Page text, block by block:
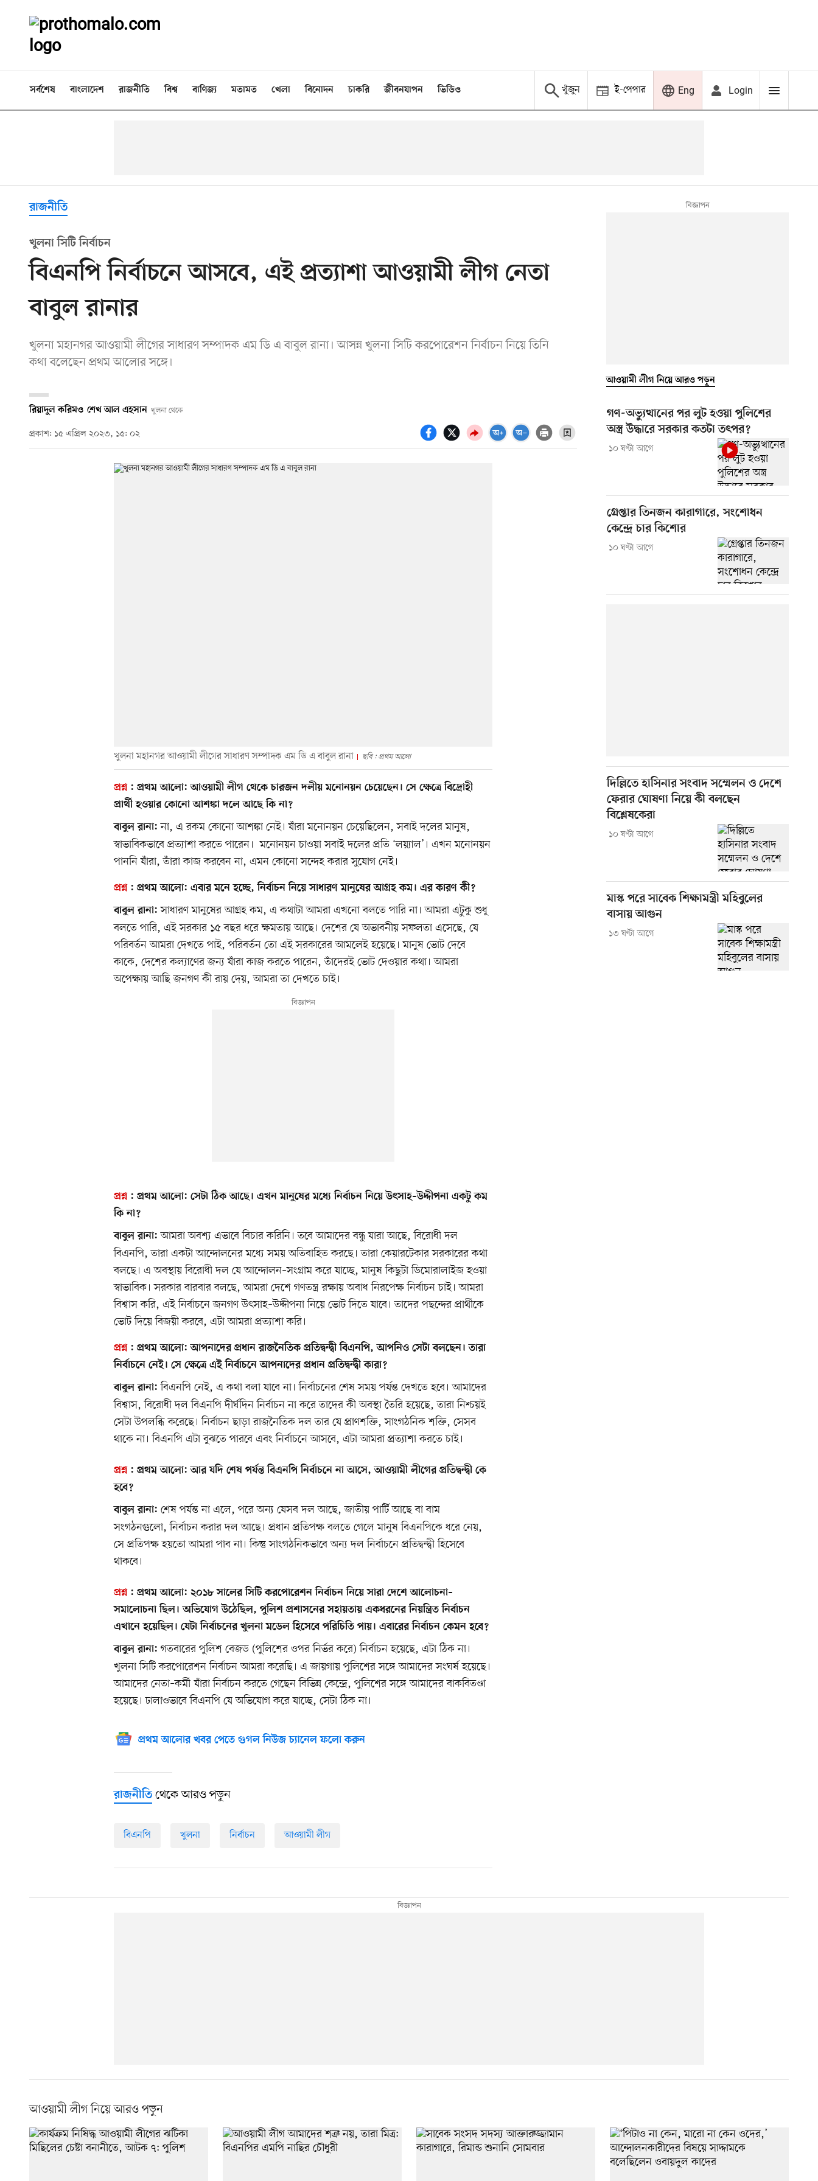
সর্বশেষ বাংলাদেশ রাজনীতি বিশ্ব বাণিজ্য মতামত খেলা বিনোদন চাকরি জীবনযাপন ভিডিও খুঁজুন ই-পেপার Eng Login
রাজনীতি
খুলনা সিটি নির্বাচন
বিএনপি নির্বাচনে আসবে, এই প্রত্যাশা আওয়ামী লীগ নেতা
বাবুল রানার
খুলনা মহানগর আওয়ামী লীগের সাধারণ সম্পাদক এম ডি এ বাবুল রানা। আসন্ন খুলনা সিটি করপোরেশন নির্বাচন নিয়ে তিনি
কথা বলেছেন প্রথম আলোর সঙ্গে।
রিয়াদুল করিমও শেখ আল এহসান খুলনা থেকে
প্রকাশ: ১৫ এপ্রিল ২০২৩, ১৫: ০২
খুলনা মহানগর আওয়ামী লীগের সাধারণ সম্পাদক এম ডি এ বাবুল রানা ছবি : প্রথম আলো
প্রশ্ন: প্রথম আলো: আওয়ামী লীগ থেকে চারজন দলীয় মনোনয়ন চেয়েছেন। সে ক্ষেত্রে বিদ্রোহী
প্রার্থী হওয়ার কোনো আশঙ্কা দলে আছে কি না?
বাবুল রানা: না, এ রকম কোনো আশঙ্কা নেই। যাঁরা মনোনয়ন চেয়েছিলেন, সবাই দলের মানুষ,
স্বাভাবিকভাবে প্রত্যাশা করতে পারেন। মনোনয়ন চাওয়া সবাই দলের প্রতি ‘লয়্যাল’। এখন মনোনয়ন
পাননি যাঁরা, তাঁরা কাজ করবেন না, এমন কোনো সন্দেহ করার সুযোগ নেই।
প্রশ্ন: প্রথম আলো: এবার মনে হচ্ছে, নির্বাচন নিয়ে সাধারণ মানুষের আগ্রহ কম। এর কারণ কী?
বাবুল রানা: সাধারণ মানুষের আগ্রহ কম, এ কথাটা আমরা এখনো বলতে পারি না। আমরা এটুকু শুধু
বলতে পারি, এই সরকার ১৫ বছর ধরে ক্ষমতায় আছে। দেশের যে অভাবনীয় সফলতা এসেছে, যে
পরিবর্তন আমরা দেখতে পাই, পরিবর্তন তো এই সরকারের আমলেই হয়েছে। মানুষ ভোট দেবে
কাকে, দেশের কল্যাণের জন্য যাঁরা কাজ করতে পারেন, তাঁদেরই ভোট দেওয়ার কথা। আমরা
অপেক্ষায় আছি জনগণ কী রায় দেয়, আমরা তা দেখতে চাই।
প্রশ্ন: প্রথম আলো: সেটা ঠিক আছে। এখন মানুষের মধ্যে নির্বাচন নিয়ে উৎসাহ–উদ্দীপনা একটু কম
কি না?
বাবুল রানা: আমরা অবশ্য এভাবে বিচার করিনি। তবে আমাদের বন্ধু যারা আছে, বিরোধী দল
বিএনপি, তারা একটা আন্দোলনের মধ্যে সময় অতিবাহিত করছে। তারা কেয়ারটেকার সরকারের কথা
বলছে। এ অবস্থায় বিরোধী দল যে আন্দোলন–সংগ্রাম করে যাচ্ছে, মানুষ কিছুটা ডিমোরালাইজ হওয়া
স্বাভাবিক। সরকার বারবার বলছে, আমরা দেশে গণতন্ত্র রক্ষায় অবাধ নিরপেক্ষ নির্বাচন চাই। আমরা
বিশ্বাস করি, এই নির্বাচনে জনগণ উৎসাহ–উদ্দীপনা নিয়ে ভোট দিতে যাবে। তাদের পছন্দের প্রার্থীকে
ভোট দিয়ে বিজয়ী করবে, এটা আমরা প্রত্যাশা করি।
প্রশ্ন: প্রথম আলো: আপনাদের প্রধান রাজনৈতিক প্রতিদ্বন্দ্বী বিএনপি, আপনিও সেটা বলছেন। তারা
নির্বাচনে নেই। সে ক্ষেত্রে এই নির্বাচনে আপনাদের প্রধান প্রতিদ্বন্দ্বী কারা?
বাবুল রানা: বিএনপি নেই, এ কথা বলা যাবে না। নির্বাচনের শেষ সময় পর্যন্ত দেখতে হবে। আমাদের
বিশ্বাস, বিরোধী দল বিএনপি দীর্ঘদিন নির্বাচন না করে তাদের কী অবস্থা তৈরি হয়েছে, তারা নিশ্চয়ই
সেটা উপলব্ধি করেছে। নির্বাচন ছাড়া রাজনৈতিক দল তার যে প্রাণশক্তি, সাংগঠনিক শক্তি, সেসব
থাকে না। বিএনপি এটা বুঝতে পারবে এবং নির্বাচনে আসবে, এটা আমরা প্রত্যাশা করতে চাই।
প্রশ্ন: প্রথম আলো: আর যদি শেষ পর্যন্ত বিএনপি নির্বাচনে না আসে, আওয়ামী লীগের প্রতিদ্বন্দ্বী কে
হবে?
বাবুল রানা: শেষ পর্যন্ত না এলে, পরে অন্য যেসব দল আছে, জাতীয় পার্টি আছে বা বাম
সংগঠনগুলো, নির্বাচন করার দল আছে। প্রধান প্রতিপক্ষ বলতে গেলে মানুষ বিএনপিকে ধরে নেয়,
সে প্রতিপক্ষ হয়তো আমরা পাব না। কিন্তু সাংগঠনিকভাবে অন্য দল নির্বাচনে প্রতিদ্বন্দ্বী হিসেবে
থাকবে।
প্রশ্ন: প্রথম আলো: ২০১৮ সালের সিটি করপোরেশন নির্বাচন নিয়ে সারা দেশে আলোচনা–
সমালোচনা ছিল। অভিযোগ উঠেছিল, পুলিশ প্রশাসনের সহায়তায় একধরনের নিয়ন্ত্রিত নির্বাচন
এখানে হয়েছিল। যেটা নির্বাচনের খুলনা মডেল হিসেবে পরিচিতি পায়। এবারের নির্বাচন কেমন হবে?
বাবুল রানা: গতবারের পুলিশ বেজড (পুলিশের ওপর নির্ভর করে) নির্বাচন হয়েছে, এটা ঠিক না।
খুলনা সিটি করপোরেশন নির্বাচন আমরা করেছি। এ জায়গায় পুলিশের সঙ্গে আমাদের সংঘর্ষ হয়েছে।
আমাদের নেতা–কর্মী যাঁরা নির্বাচন করতে গেছেন বিভিন্ন কেন্দ্রে, পুলিশের সঙ্গে আমাদের বাকবিতণ্ডা
হয়েছে। ঢালাওভাবে বিএনপি যে অভিযোগ করে যাচ্ছে, সেটা ঠিক না।
প্রথম আলোর খবর পেতে গুগল নিউজ চ্যানেল ফলো করুন
রাজনীতি থেকে আরও পড়ুন
বিএনপি খুলনা নির্বাচন আওয়ামী লীগ
আওয়ামী লীগ নিয়ে আরও পড়ুন
গণ-অভ্যুত্থানের পর লুট হওয়া পুলিশের
অস্ত্র উদ্ধারে সরকার কতটা তৎপর?
১০ ঘণ্টা আগে
গ্রেপ্তার তিনজন কারাগারে, সংশোধন
কেন্দ্রে চার কিশোর
১০ ঘণ্টা আগে
দিল্লিতে হাসিনার সংবাদ সম্মেলন ও দেশে
ফেরার ঘোষণা নিয়ে কী বলছেন
বিশ্লেষকেরা
১০ ঘণ্টা আগে
মাস্ক পরে সাবেক শিক্ষামন্ত্রী মহিবুলের
বাসায় আগুন
১৩ ঘণ্টা আগে
আওয়ামী লীগ নিয়ে আরও পড়ুন